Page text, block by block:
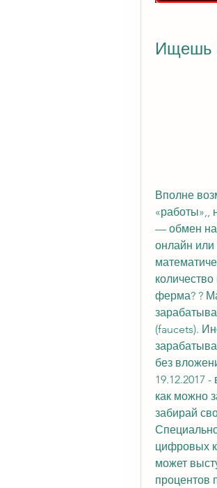
Ищешь
Вполне
«работы»,,
— обмен на
онлайн
ферма? ?
(faucets).
без
19.12.2017
как можно
забирай
цифровых
может
процентов